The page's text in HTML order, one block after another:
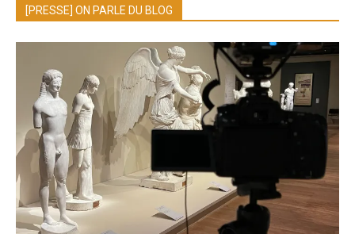
[PRESSE] ON PARLE DU BLOG